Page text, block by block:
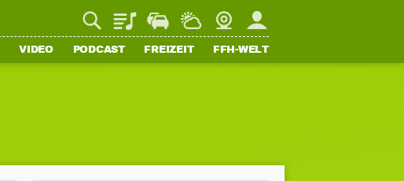
PlaylistStaupilotWetterWebcamMein FFH
VIDEO PODCAST FREIZEIT FFH-WELT